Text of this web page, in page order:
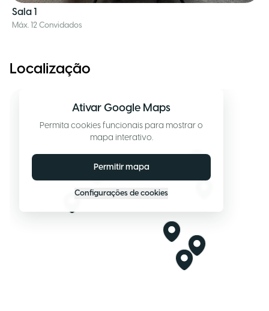
Sala 1
Máx. 12 Convidados
Localização
Ativar Google Maps
Permita cookies funcionais para mostrar o
mapa interativo.
Permitir mapa
Configurações de cookies